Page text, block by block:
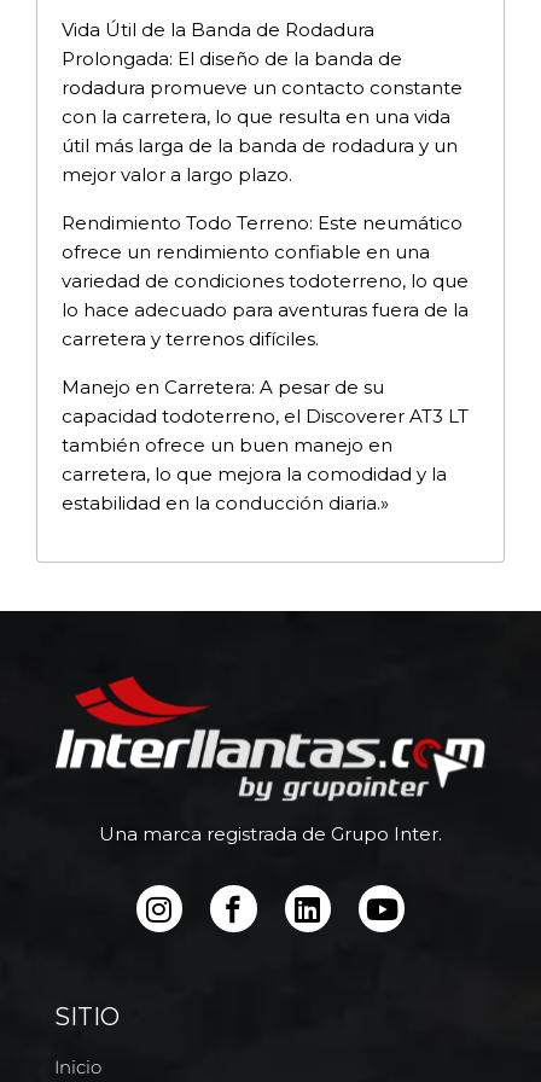
Vida Útil de la Banda de Rodadura
Prolongada: El diseño de la banda de
rodadura promueve un contacto constante
con la carretera, lo que resulta en una vida
útil más larga de la banda de rodadura y un
mejor valor a largo plazo.
Rendimiento Todo Terreno: Este neumático
ofrece un rendimiento confiable en una
variedad de condiciones todoterreno, lo que
lo hace adecuado para aventuras fuera de la
carretera y terrenos difíciles.
Manejo en Carretera: A pesar de su
capacidad todoterreno, el Discoverer AT3 LT
también ofrece un buen manejo en
carretera, lo que mejora la comodidad y la
estabilidad en la conducción diaria.»
Una marca registrada de Grupo Inter.
SITIO
Inicio